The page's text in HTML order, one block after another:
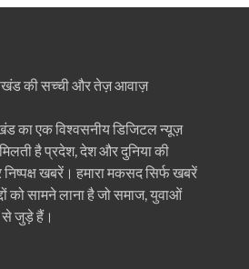
की सच्ची और तेज़ आवाज़
का एक विश्वसनीय डिजिटल न्यूज़
है प्रदेश, देश और दुनिया की
खबरें। हमारा मकसद सिर्फ खबरें
को सामने लाना है जो समाज, युवाओं
जुड़े हैं।